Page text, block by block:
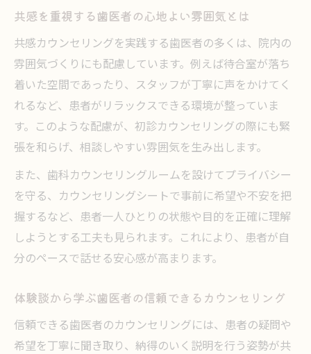
共感を重視する歯医者の心地よい雰囲気とは
共感カウンセリングを実践する歯医者の多くは、院内の
雰囲気づくりにも配慮しています。例えば待合室が落ち
着いた空間であったり、スタッフが丁寧に声をかけてく
れるなど、患者がリラックスできる環境が整っていま
す。このような配慮が、初診カウンセリングの際にも緊
張を和らげ、相談しやすい雰囲気を生み出します。
また、歯科カウンセリングルームを設けてプライバシー
を守る、カウンセリングシートで事前に希望や不安を把
握するなど、患者一人ひとりの状態や目的を正確に理解
しようとする工夫も見られます。これにより、患者が自
分のペースで話せる安心感が高まります。
体験談から学ぶ歯医者の信頼できるカウンセリング
信頼できる歯医者のカウンセリングには、患者の疑問や
希望を丁寧に聞き取り、納得のいく説明を行う姿勢が共